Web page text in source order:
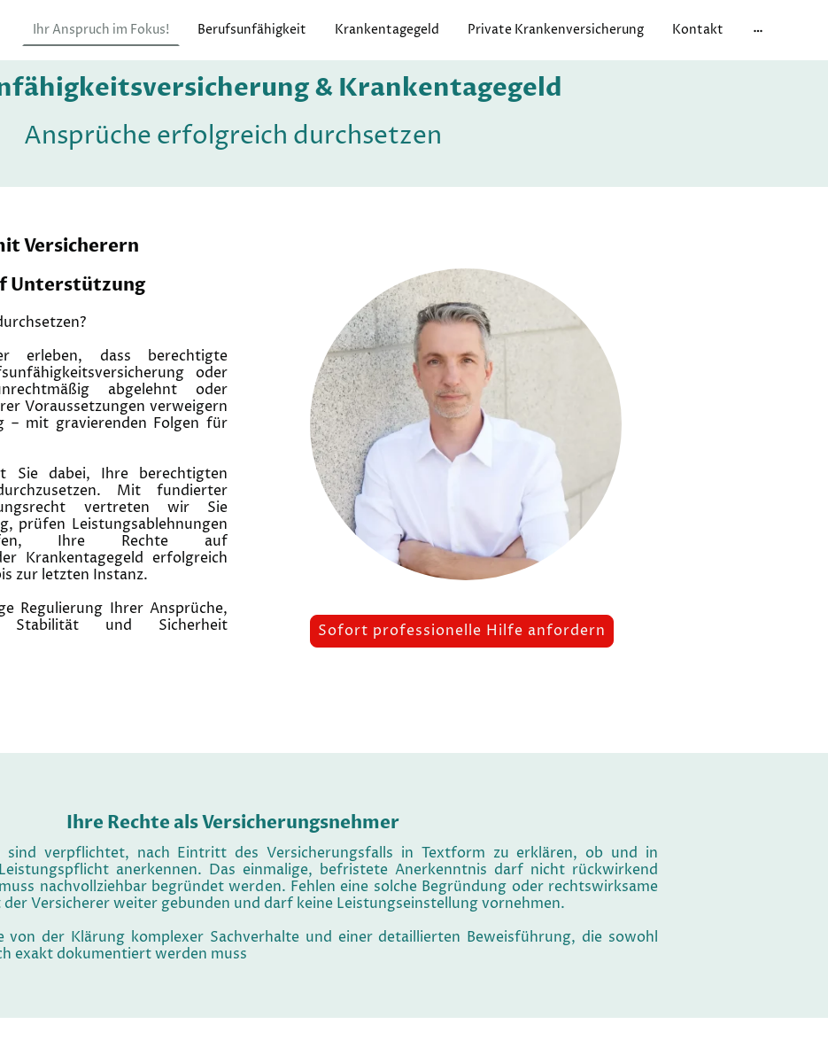
Ihr Anspruch im Fokus! Berufsunfähigkeit Krankentagegeld Private Krankenversicherung Kontakt
& Krankentagegeld
Ansprüche erfolgreich durchsetzen
Versicherern
Unterstützung
erleben, dass berechtigte
oder
abgelehnt oder
Voraussetzungen verweigern
– mit gravierenden Folgen für
Sie dabei, Ihre berechtigten
Mit fundierter
vertreten wir Sie
prüfen Leistungsablehnungen
Ihre Rechte auf
Krankentagegeld erfolgreich
zur letzten Instanz.
Regulierung Ihrer Ansprüche,
und Sicherheit
Sofort professionelle Hilfe anfordern
Ihre Rechte als Versicherungsnehmer
sind verpflichtet, nach Eintritt des Versicherungsfalls in Textform zu erklären, ob und in
anerkennen. Das einmalige, befristete Anerkenntnis darf nicht rückwirkend
nachvollziehbar begründet werden. Fehlen eine solche Begründung oder rechtswirksame
Versicherer weiter gebunden und darf keine Leistungseinstellung vornehmen.
der Klärung komplexer Sachverhalte und einer detaillierten Beweisführung, die sowohl
exakt dokumentiert werden muss